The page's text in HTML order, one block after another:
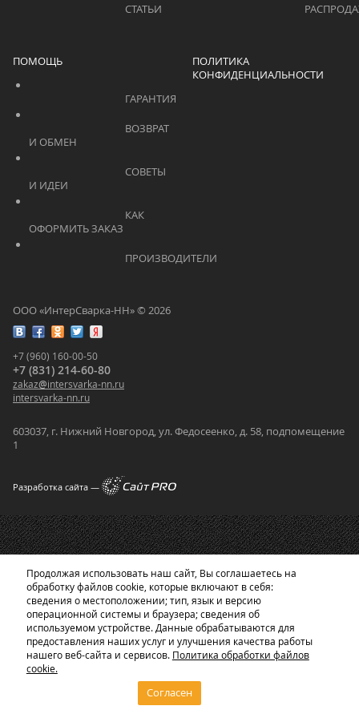
ООО «ИнтерСварка-НН» © 2026
+7 (960) 160-00-50
+7 (831) 214-60-80
zakaz@intersvarka-nn.ru
intersvarka-nn.ru
603037, г. Нижний Новгород, ул. Федосеенко, д. 58, подпомещение
1
Разработка сайта —
ПОМОЩЬ
ПОЛИТИКА
КОНФИДЕНЦИАЛЬНОСТИ
Каталог
Продолжая использовать наш сайт, Вы соглашаетесь на
обработку файлов cookie, которые включают в себя:
сведения о местоположении; тип, язык и версию
операционной системы и браузера; сведения об
используемом устройстве. Данные обрабатываются для
предоставления наших услуг и улучшения качества работы
нашего веб-сайта и сервисов. Политика обработки файлов
cookie.
Согласен